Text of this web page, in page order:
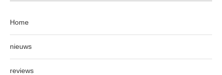
Home
nieuws
reviews